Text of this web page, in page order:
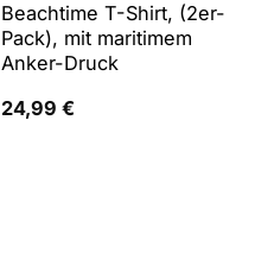
Beachtime T-Shirt, (2er-
Pack), mit maritimem
Anker-Druck
24,99 €